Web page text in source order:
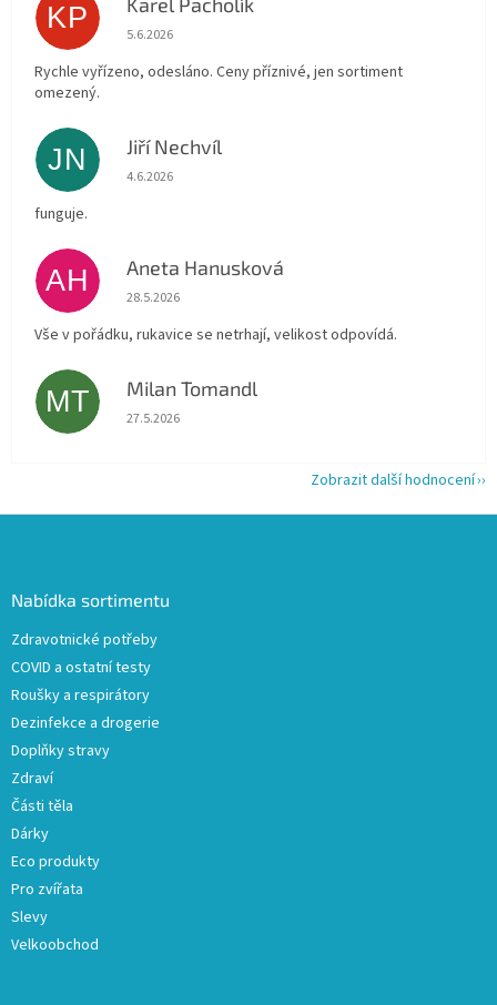
KP Hodnocení obchodu je 4 z 5 hvězdiček.
5.6.2026
Rychle vyřízeno, odesláno. Ceny příznivé, jen sortiment
omezený.
JN Jiří Nechvíl
Hodnocení obchodu je 5 z 5 hvězdiček.
4.6.2026
funguje.
AH Aneta Hanusková
Hodnocení obchodu je 5 z 5 hvězdiček.
28.5.2026
Vše v pořádku, rukavice se netrhají, velikost odpovídá.
MT Milan Tomandl
Hodnocení obchodu je 5 z 5 hvězdiček.
27.5.2026
Zobrazit další hodnocení
Nabídka sortimentu
Zdravotnické potřeby
COVID a ostatní testy
Roušky a respirátory
Dezinfekce a drogerie
Doplňky stravy
Zdraví
Části těla
Dárky
Eco produkty
Pro zvířata
Slevy
Velkoobchod